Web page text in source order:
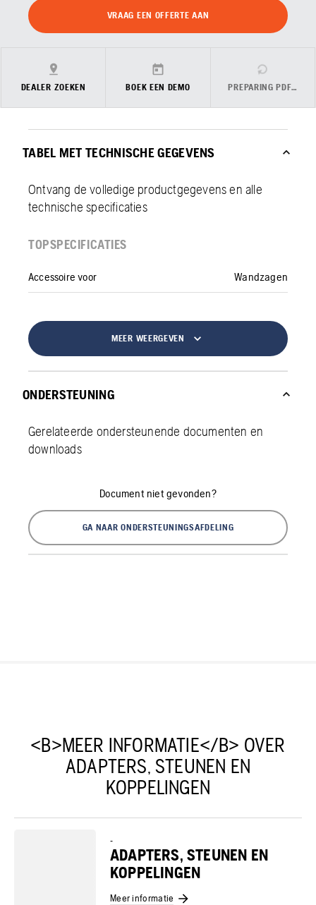
VRAAG EEN OFFERTE AAN
DEALER ZOEKEN BOEK EEN DEMO PREPARING PDF…
TABEL MET TECHNISCHE GEGEVENS
Ontvang de volledige productgegevens en alle
technische specificaties
TOPSPECIFICATIES
Accessoire voor Wandzagen
MEER WEERGEVEN
ONDERSTEUNING
Gerelateerde ondersteunende documenten en
downloads
Document niet gevonden?
GA NAAR ONDERSTEUNINGSAFDELING
<B>MEER INFORMATIE</B> OVER
ADAPTERS, STEUNEN EN
KOPPELINGEN
-
ADAPTERS, STEUNEN EN
KOPPELINGEN
Meer informatie